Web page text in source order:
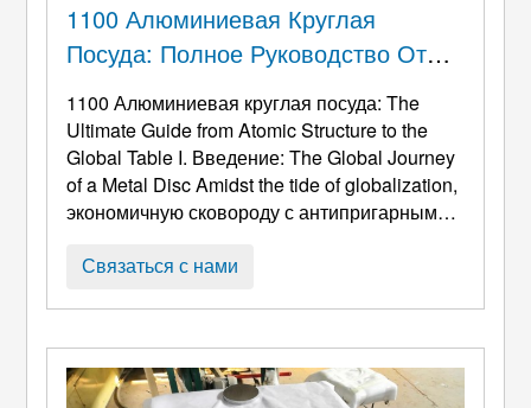
1100 Алюминиевая Круглая
Посуда: Полное Руководство От
Атомной Структуры К Глобальной
Таблице
1100 Алюминиевая круглая посуда:The
Ultimate Guide from Atomic Structure to the
Global Table I. Введение:The Global Journey
of a Metal Disc Amidst the tide of globalization,
экономичную сковороду с антипригарным
производственной линии во Вьетнаме,
плиту в США.. И отправной точкой всего
этого часто является 1100 Алюминий ...
Связаться с нами